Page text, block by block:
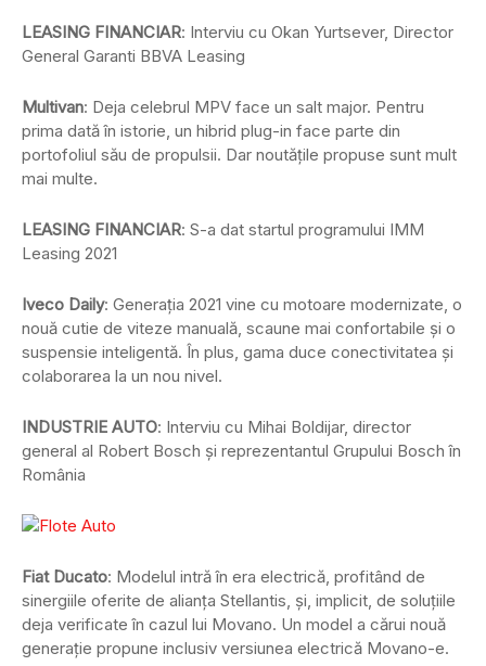
LEASING FINANCIAR: Interviu cu Okan Yurtsever, Director
General Garanti BBVA Leasing
Multivan: Deja celebrul MPV face un salt major. Pentru
prima dată în istorie, un hibrid plug-in face parte din
portofoliul său de propulsii. Dar noutățile propuse sunt mult
mai multe.
LEASING FINANCIAR: S-a dat startul programului IMM
Leasing 2021
Iveco Daily: Generația 2021 vine cu motoare modernizate, o
nouă cutie de viteze manuală, scaune mai confortabile și o
suspensie inteligentă. În plus, gama duce conectivitatea și
colaborarea la un nou nivel.
INDUSTRIE AUTO: Interviu cu Mihai Boldijar, director
general al Robert Bosch şi reprezentantul Grupului Bosch în
România
Fiat Ducato: Modelul intră în era electrică, profitând de
sinergiile oferite de alianța Stellantis, și, implicit, de soluțiile
deja verificate în cazul lui Movano. Un model a cărui nouă
generație propune inclusiv versiunea electrică Movano-e.